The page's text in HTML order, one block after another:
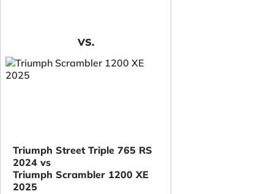
VS.
Triumph Street Triple 765 RS
2024 vs
Triumph Scrambler 1200 XE
2025